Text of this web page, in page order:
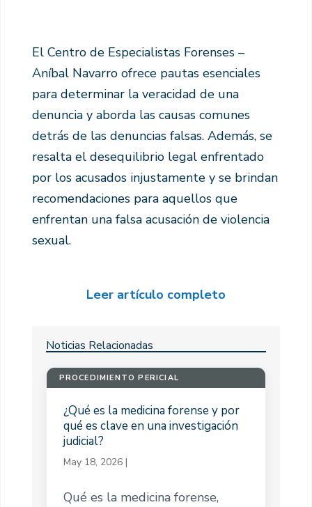
El Centro de Especialistas Forenses –
Aníbal Navarro ofrece pautas esenciales
para determinar la veracidad de una
denuncia y aborda las causas comunes
detrás de las denuncias falsas. Además, se
resalta el desequilibrio legal enfrentado
por los acusados injustamente y se brindan
recomendaciones para aquellos que
enfrentan una falsa acusación de violencia
sexual.
Leer artículo completo
Noticias Relacionadas
PROCEDIMIENTO PERICIAL
¿Qué es la medicina forense y por
qué es clave en una investigación
judicial?
May 18, 2026|
Qué es la medicina forense,